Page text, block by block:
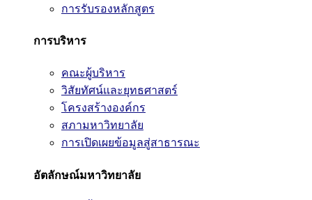
การรับรองหลักสูตร
การบริหาร
คณะผู้บริหาร
วิสัยทัศน์และยุทธศาสตร์
โครงสร้างองค์กร
สภามหาวิทยาลัย
การเปิดเผยข้อมูลสู่สาธารณะ
อัตลักษณ์มหาวิทยาลัย